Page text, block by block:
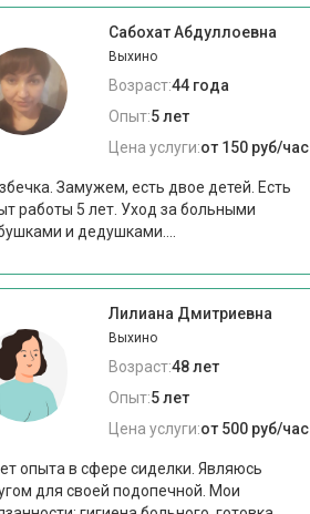
Сабохат Абдуллоевна
Выхино
Возраст:44 года
Опыт:5 лет
Цена услуги:от 150 руб/час
Замужем, есть двое детей. Есть
работы 5 лет. Уход за больными
и дедушками....
Лилиана Дмитриевна
Выхино
Возраст:48 лет
Опыт:5 лет
Цена услуги:от 500 руб/час
опыта в сфере сиделки. Являюсь
для своей подопечной. Мои